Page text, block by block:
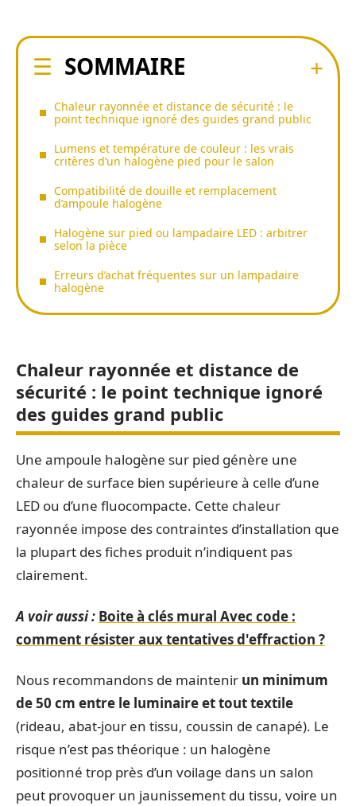
SOMMAIRE
Chaleur rayonnée et distance de sécurité : le
point technique ignoré des guides grand public
Lumens et température de couleur : les vrais
critères d’un halogène pied pour le salon
Compatibilité de douille et remplacement
d’ampoule halogène
Halogène sur pied ou lampadaire LED : arbitrer
selon la pièce
Erreurs d’achat fréquentes sur un lampadaire
halogène
Chaleur rayonnée et distance de
sécurité : le point technique ignoré
des guides grand public
Une ampoule halogène sur pied génère une
chaleur de surface bien supérieure à celle d’une
LED ou d’une fluocompacte. Cette chaleur
rayonnée impose des contraintes d’installation que
la plupart des fiches produit n’indiquent pas
clairement.
A voir aussi : Boite à clés mural Avec code :
comment résister aux tentatives d'effraction ?
Nous recommandons de maintenir un minimum
de 50 cm entre le luminaire et tout textile
(rideau, abat-jour en tissu, coussin de canapé). Le
risque n’est pas théorique : un halogène
positionné trop près d’un voilage dans un salon
peut provoquer un jaunissement du tissu, voire un